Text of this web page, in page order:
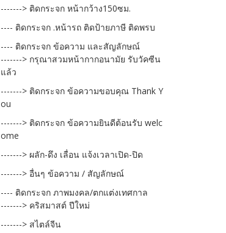
-------> ติดกระจก หน้ากว้าง150ซม.
---- ติดกระจก .หน้ารถ ติดป้ายภาษี ติดพรบ
---- ติดกระจก ข้อความ และสัญลักษณ์
-------> กรุณาสวมหน้ากากอนามัย รับวัคซีน
แล้ว
-------> ติดกระจก ข้อความขอบคุณ Thank Y
ou
-------> ติดกระจก ข้อความยินดีต้อนรับ welc
ome
-------> ผลัก-ดึง เลื่อน แจ้งเวลาเปิด-ปิด
-------> อื่นๆ ข้อความ / สัญลักษณ์
---- ติดกระจก ภาพมงคล/ตกแต่งเทศกาล
-------> คริสมาสต์ ปีใหม่
-------> สไตล์จีน